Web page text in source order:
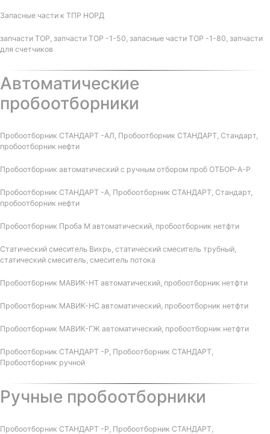
Запасные части к ТПР НОРД
запчасти ТОР, запчасти ТОР -1-50, запасные части ТОР -1-80, запчасти
для счетчиков
Автоматические
пробоотборники
Пробоотборник СТАНДАРТ -АЛ, Пробоотборник СТАНДАРТ, Стандарт,
пробоотборник нефти
Пробоотборник автоматический с ручным отбором проб ОТБОР-А-Р
Пробоотборник СТАНДАРТ -А, Пробоотборник СТАНДАРТ, Стандарт,
пробоотборник нефти
Пробоотборник Проба М автоматический, пробоотборник нетфти
Статический смеситель Вихрь, статический смеситель трубный,
статический смеситель, смеситель потока
Пробоотборник МАВИК-НТ автоматический, пробоотборник нетфти
Пробоотборник МАВИК-НС автоматический, пробоотборник нетфти
Пробоотборник МАВИК-ГЖ автоматический, пробоотборник нетфти
Пробоотборник СТАНДАРТ -Р, Пробоотборник СТАНДАРТ,
Пробоотборник ручной
Ручные пробоотборники
Пробоотборник СТАНДАРТ -Р, Пробоотборник СТАНДАРТ,